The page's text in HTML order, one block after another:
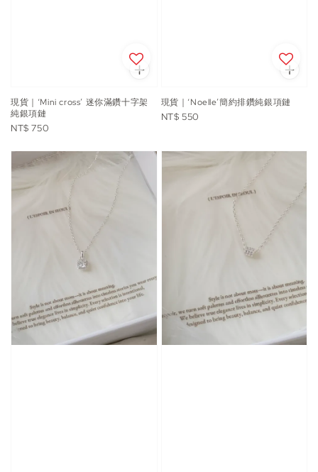
現貨｜‘Mini cross’ 迷你滿鑽十字架
純銀項鏈
Regular
NT$ 750
現貨｜‘Noelle’簡約排鑽純銀項鏈
Regular
NT$ 550